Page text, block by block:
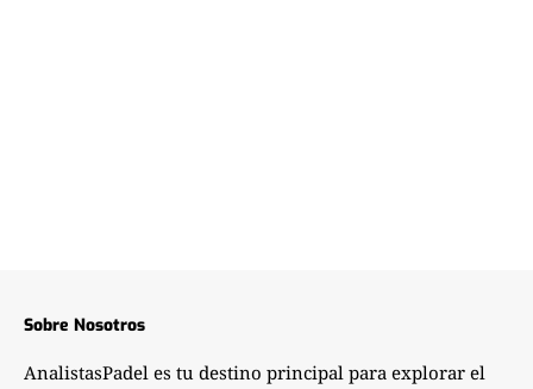
Sobre Nosotros
AnalistasPadel es tu destino principal para explorar el